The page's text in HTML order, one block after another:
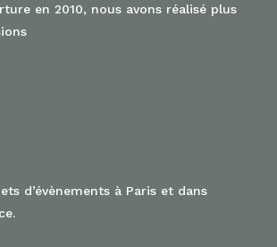
en 2010, nous avons réalisé plus
d’évènements à Paris et dans